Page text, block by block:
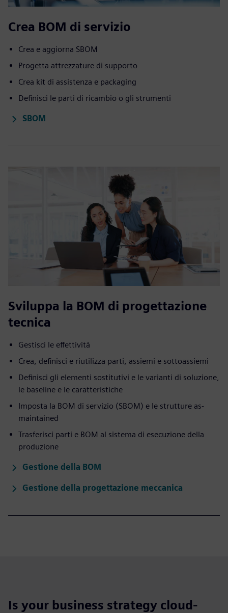
Crea BOM di servizio
Crea e aggiorna SBOM
Progetta attrezzature di supporto
Crea kit di assistenza e packaging
Definisci le parti di ricambio o gli strumenti
SBOM
Sviluppa la BOM di progettazione
tecnica
Gestisci le effettività
Crea, definisci e riutilizza parti, assiemi e sottoassiemi
Definisci gli elementi sostitutivi e le varianti di soluzione,
le baseline e le caratteristiche
Imposta la BOM di servizio (SBOM) e le strutture as-
maintained
Trasferisci parti e BOM al sistema di esecuzione della
produzione
Gestione della BOM
Gestione della progettazione meccanica
Is your business strategy cloud-